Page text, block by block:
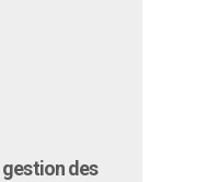
gestion des